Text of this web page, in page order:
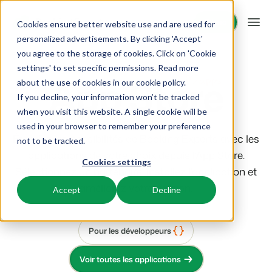
Cookies ensure better website use and are used for
personalized advertisements. By clicking 'Accept'
you agree to the storage of cookies. Click on 'Cookie
settings' to set specific permissions. Read more
about the use of cookies in our cookie policy.
If you decline, your information won’t be tracked
when you visit this website. A single cookie will be
used in your browser to remember your preference
not to be tracked.
Cookies settings
Accept Decline
Démo
Démo
Plateforme
BEX PMS
PMS
Optimisez votre back-office.
Boostez les réservations directes via votre site web.
Optimisez vos décisions grâce à l'analyse des données.
Intégration de site web
Vous avez déjà un site web ? L'intégration est possible.
Solutions
Booking Experts pour:
Aires de camping, tentes de glamping et caravanes.
Villas, bungalows, chalets et hébergements nature.
Stations de ski, de bien-être, de plongée et de golf.
Ressources
Connaissance
BEX Academy
Suivez des cours en ligne et devenez un expert.
Découvrez les tendances du secteur et des conseils pratiques.
Tarifs
Témoignages
App Store
Étendez les possibilités de Booking Experts avec les
applications de votre choix depuis l’App Store.
Sélectionnez un partenaire, installez l’application et
améliorez votre gestion.
Voir toutes les applications
Pour les développeurs